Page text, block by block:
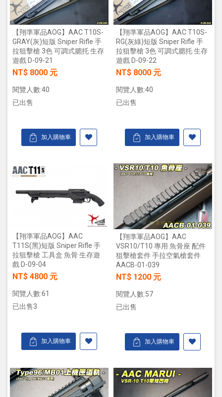
【翔準軍品AOG】AAC T10S-
GRAY(灰)短版 Sniper Rifle 手
拉狙擊槍 3色 可調式腮托 生存
遊戲 D-09-21
NT$ 8000 元
閱覽人數:40
已出售
加入購物車
【翔準軍品AOG】AAC T10S-
RG(灰綠)短版 Sniper Rifle 手
拉狙擊槍 3色 可調式腮托 生存
遊戲 D-09-22
NT$ 8000 元
閱覽人數:40
已出售
加入購物車
【翔準軍品AOG】AAC
T11S(黑)短版 Sniper Rifle 手
拉狙擊槍 工具盒 魚骨 生存遊
戲 D-09-04
NT$ 4800 元
閱覽人數:61
已出售3
加入購物車
【翔準軍品AOG】AAC
VSR10/T10 專用 魚骨座 配件
狙擊槍套件 手拉空氣槍套件
AACB-01-039
NT$ 1200 元
閱覽人數:57
已出售
加入購物車